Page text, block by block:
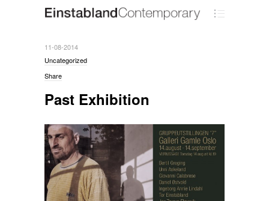
11-08-2014
Uncategorized
Share
Past Exhibition